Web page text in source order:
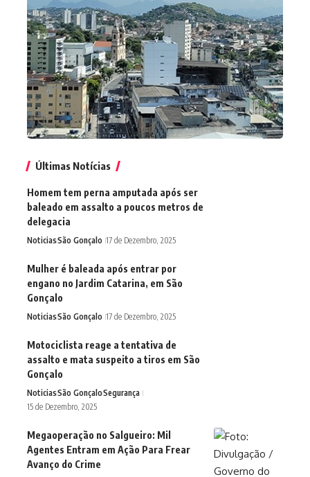
Últimas Notícias
Homem tem perna amputada após ser
baleado em assalto a poucos metros de
delegacia
NoticiasSão Gonçalo 17 de Dezembro, 2025
Mulher é baleada após entrar por
engano no Jardim Catarina, em São
Gonçalo
NoticiasSão Gonçalo 17 de Dezembro, 2025
Motociclista reage a tentativa de
assalto e mata suspeito a tiros em São
Gonçalo
NoticiasSão GonçaloSegurança
15 de Dezembro, 2025
Megaoperação no Salgueiro: Mil
Agentes Entram em Ação Para Frear
Avanço do Crime